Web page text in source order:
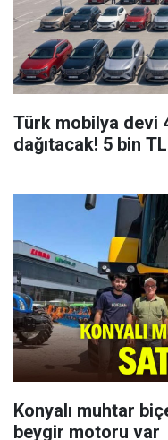
Türk mobilya devi
dağıtacak! 5 bin
Konyalı muhtar
beygir motoru var